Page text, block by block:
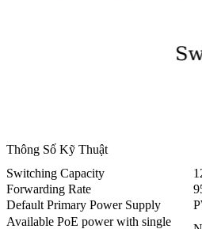
Thông Số Kỹ Thuật
Switching Capacity
Forwarding Rate
Default Primary Power Supply
Available PoE power with single